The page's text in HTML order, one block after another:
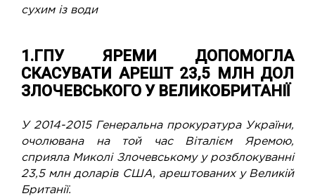
сухим із води
1.ГПУ ЯРЕМИ ДОПОМОГЛА
СКАСУВАТИ АРЕШТ 23,5 МЛН ДОЛ
ЗЛОЧЕВСЬКОГО У ВЕЛИКОБРИТАНІЇ
У 2014-2015 Генеральна прокуратура України,
очолювана на той час Віталієм Яремою,
сприяла Миколі Злочевському у розблокуванні
23,5 млн доларів США, арештованих у Великій
Британії.